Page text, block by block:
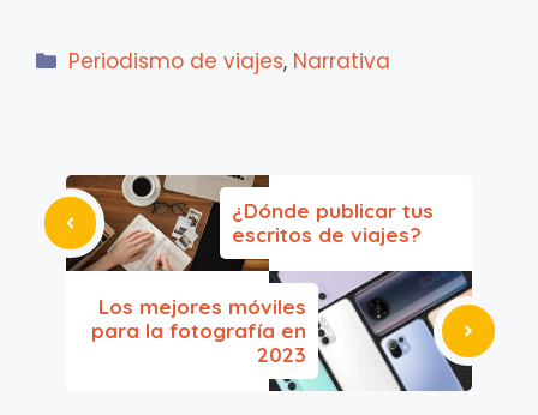
Categorías
Periodismo de viajes, Narrativa
¿Dónde publicar tus
escritos de viajes?
Los mejores móviles
para la fotografía en
2023